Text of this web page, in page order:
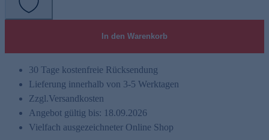
In den Warenkorb
30 Tage kostenfreie Rücksendung
Lieferung innerhalb von 3-5 Werktagen
Zzgl.Versandkosten
Angebot gültig bis: 18.09.2026
Vielfach ausgezeichneter Online Shop